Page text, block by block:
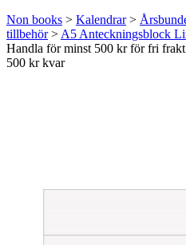
Non books > Kalendrar>
tillbehör> A5 Anteckningsblock
Handla för minst 500 kr för fri
500 kr kvar